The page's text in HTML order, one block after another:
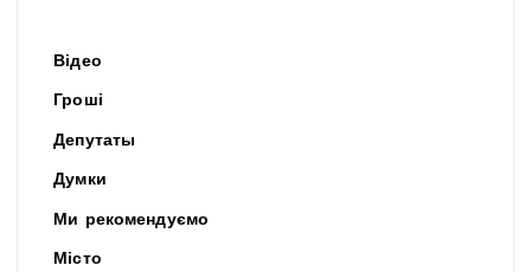
Відео
Гроші
Депутаты
Думки
Ми рекомендуємо
Місто